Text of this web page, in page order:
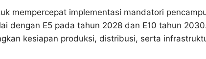
mempercepat implementasi mandatori
dengan E5 pada tahun 2028 dan E10 tahun
kesiapan produksi, distribusi, serta